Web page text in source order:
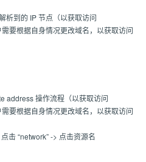
析到的 IP 节点（以获取访问
要根据自身情况更改域名，以获取访问
address 操作流程（以获取访问
要根据自身情况更改域名，以获取访问
击 “network” -> 点击资源名